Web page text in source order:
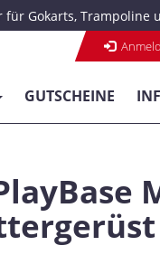
für Gokarts, Trampoline
GUTSCHEINE